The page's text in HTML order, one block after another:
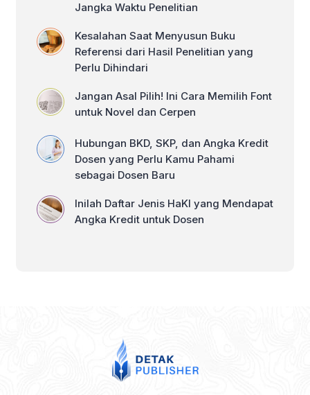
Jangka Waktu Penelitian
Kesalahan Saat Menyusun Buku
Referensi dari Hasil Penelitian yang
Perlu Dihindari
Jangan Asal Pilih! Ini Cara Memilih Font
untuk Novel dan Cerpen
Hubungan BKD, SKP, dan Angka Kredit
Dosen yang Perlu Kamu Pahami
sebagai Dosen Baru
Inilah Daftar Jenis HaKI yang Mendapat
Angka Kredit untuk Dosen